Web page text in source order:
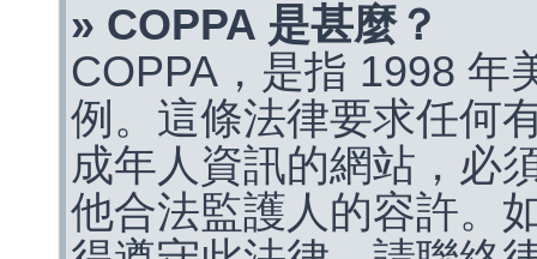
» COPPA 是甚麼？
COPPA，是指 1998 年
例。這條法律要求任何
成年人資訊的網站，必
他合法監護人的容許。